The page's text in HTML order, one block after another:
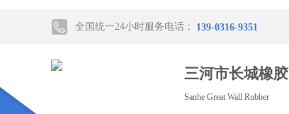
全国统一24小时服务电话： 139-0316-9351
三河市长城橡胶
Sanhe Great Wall Rubber